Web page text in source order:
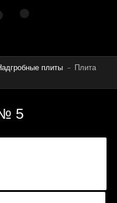
плиты
Плита
5